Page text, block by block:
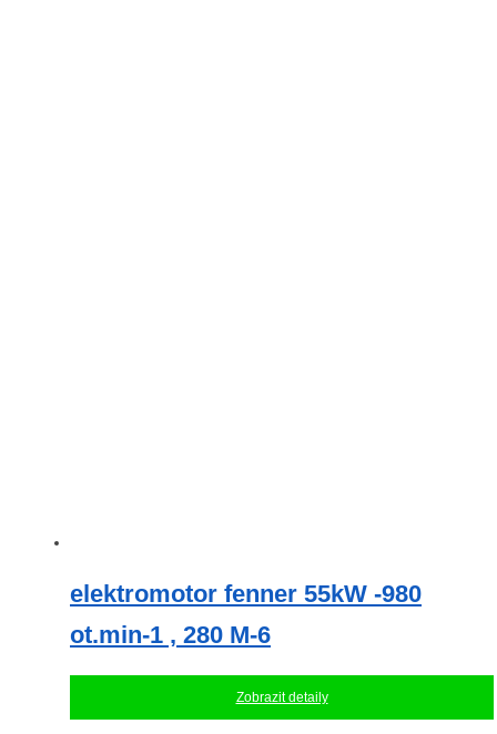
elektromotor fenner 55kW -980
ot.min-1 , 280 M-6
Zobrazit detaily